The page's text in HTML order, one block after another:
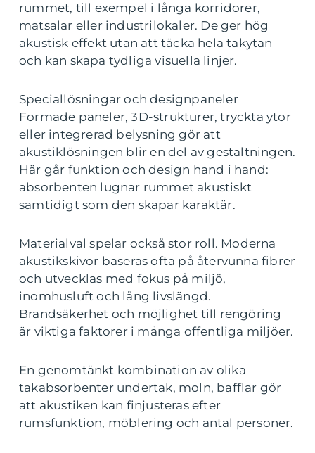
rummet, till exempel i långa korridorer,
matsalar eller industrilokaler. De ger hög
akustisk effekt utan att täcka hela takytan
och kan skapa tydliga visuella linjer.
Speciallösningar och designpaneler
Formade paneler, 3D-strukturer, tryckta ytor
eller integrerad belysning gör att
akustiklösningen blir en del av gestaltningen.
Här går funktion och design hand i hand:
absorbenten lugnar rummet akustiskt
samtidigt som den skapar karaktär.
Materialval spelar också stor roll. Moderna
akustikskivor baseras ofta på återvunna fibrer
och utvecklas med fokus på miljö,
inomhusluft och lång livslängd.
Brandsäkerhet och möjlighet till rengöring
är viktiga faktorer i många offentliga miljöer.
En genomtänkt kombination av olika
takabsorbenter undertak, moln, bafflar gör
att akustiken kan finjusteras efter
rumsfunktion, möblering och antal personer.